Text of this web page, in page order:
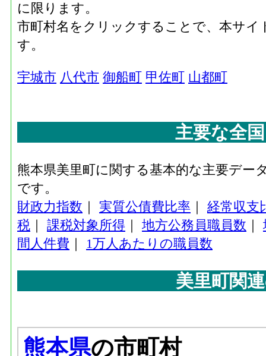
に限ります。
市町村名をクリックすることで、本サ
す。
宇城市 八代市 御船町 甲佐町 山都町
主要な全
熊本県美里町に関する基本的な主要デ
です。
財政力指数 ｜ 実質公債費比率 ｜ 経常収支
税 ｜ 課税対象所得 ｜ 地方公務員職員数 ｜
間人件費 ｜ 1万人あたりの職員数
美里町関